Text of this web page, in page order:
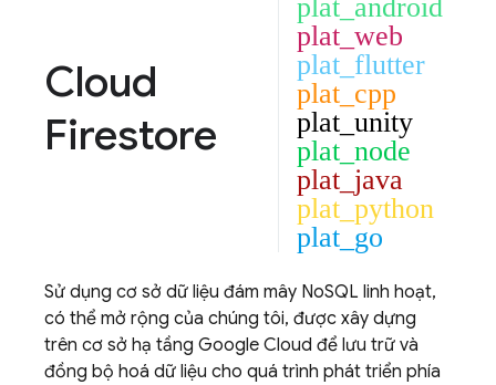
Cloud
Firestore
plat_android
plat_web
plat_flutter
plat_cpp
plat_unity
plat_node
plat_java
plat_python
plat_go
Sử dụng cơ sở dữ liệu đám mây NoSQL linh hoạt,
có thể mở rộng của chúng tôi, được xây dựng
trên cơ sở hạ tầng Google Cloud để lưu trữ và
đồng bộ hoá dữ liệu cho quá trình phát triển phía